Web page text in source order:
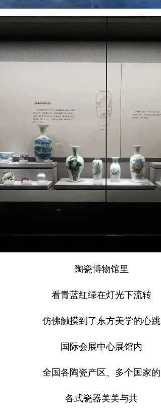
陶瓷博物馆里
看青蓝红绿在灯光下流转
仿佛触摸到了东方美学的心跳
国际会展中心展馆内
全国各陶瓷产区、多个国家的
各式瓷器美美与共